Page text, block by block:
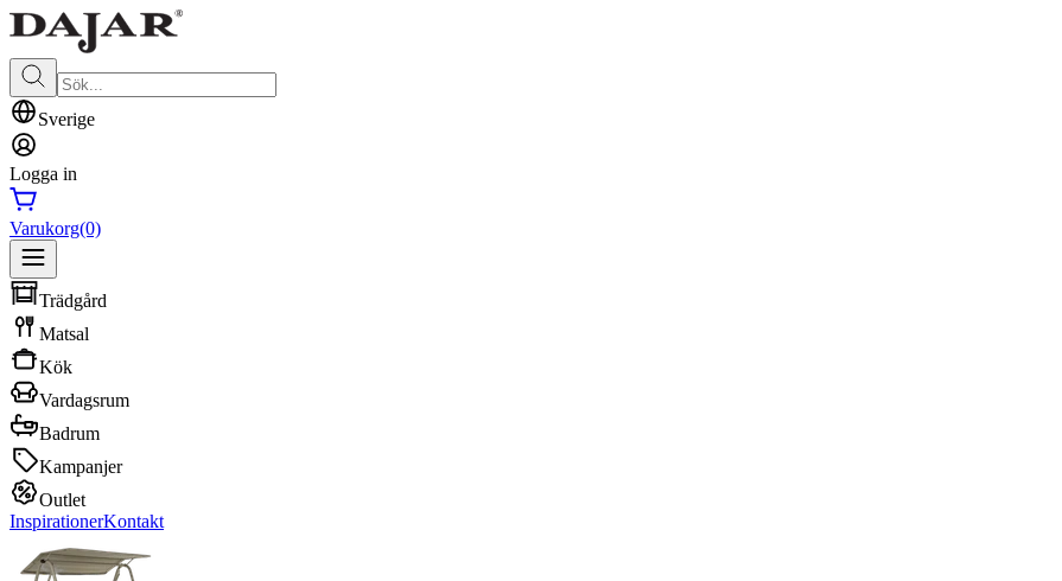
Sverige
Logga in
Varukorg(0)
Trädgård
Matsal
Kök
Vardagsrum
Badrum
Kampanjer
Outlet
InspirationerKontakt